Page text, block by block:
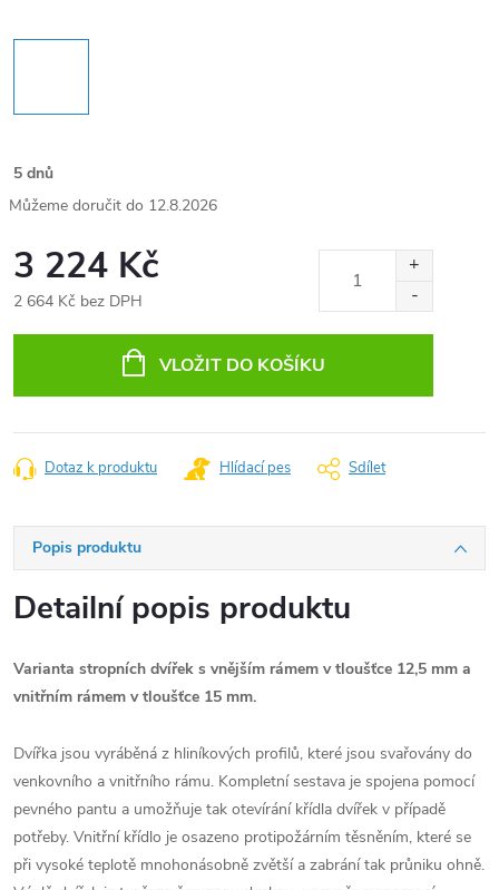
5 dnů
12.8.2026
3 224 Kč
2 664 Kč bez DPH
VLOŽIT DO KOŠÍKU
Dotaz k produktu Hlídací pes Sdílet
Popis produktu
Detailní popis produktu
Varianta stropních dvířek s vnějším rámem v tloušťce 12,5 mm a
vnitřním rámem v tloušťce 15 mm.
Dvířka jsou vyráběná z hliníkových profilů, které jsou svařovány do
venkovního a vnitřního rámu. Kompletní sestava je spojena pomocí
pevného pantu a umožňuje tak otevírání křídla dvířek v případě
potřeby. Vnitřní křídlo je osazeno protipožárním těsněním, které se
při vysoké teplotě mnohonásobně zvětší a zabrání tak průniku ohně.